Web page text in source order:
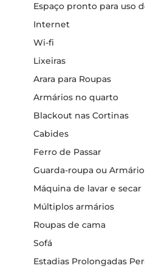
Espaço pronto para uso
Internet
Wi-fi
Lixeiras
Arara para Roupas
Armários no quarto
Blackout nas Cortinas
Cabides
Ferro de Passar
Guarda-roupa ou Armário
Máquina de lavar e secar
Múltiplos armários
Roupas de cama
Sofá
Estadias Prolongadas